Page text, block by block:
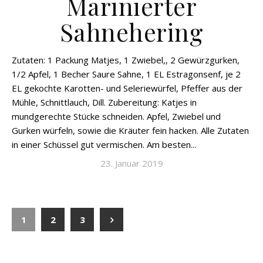
Sahnehering
Zutaten: 1 Packung Matjes, 1 Zwiebel,, 2 Gewürzgurken,
1/2 Apfel, 1 Becher Saure Sahne, 1 EL Estragonsenf, je 2
EL gekochte Karotten- und Seleriewürfel, Pfeffer aus der
Mühle, Schnittlauch, Dill. Zubereitung: Katjes in
mundgerechte Stücke schneiden. Apfel, Zwiebel und
Gurken würfeln, sowie die Kräuter fein hacken. Alle Zutaten
in einer Schüssel gut vermischen. Am besten...
23. Januar 2019
1 2 3